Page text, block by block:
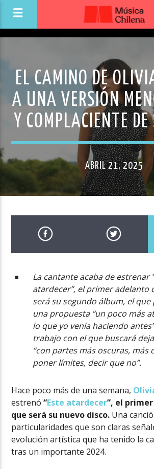
EL CAMINO DE
A UNA VERSIÓN
Y COMPLACIENTE
ABRIL 21, 2025
La cantante acaba de estrenar
atardecer”, el primer adelanto
será su segundo álbum, el
una propuesta “un poco más
lo que yo venía haciendo
trabajo con el que buscará
“con partes más oscuras, más
poner límites, decir que no”.
Hace poco más de una semana,
estrenó“Este atardecer”, el
que será su nuevo disco. Una
particularidades que son claras
evolución artística que ha tenido la
tras un importante 2024.